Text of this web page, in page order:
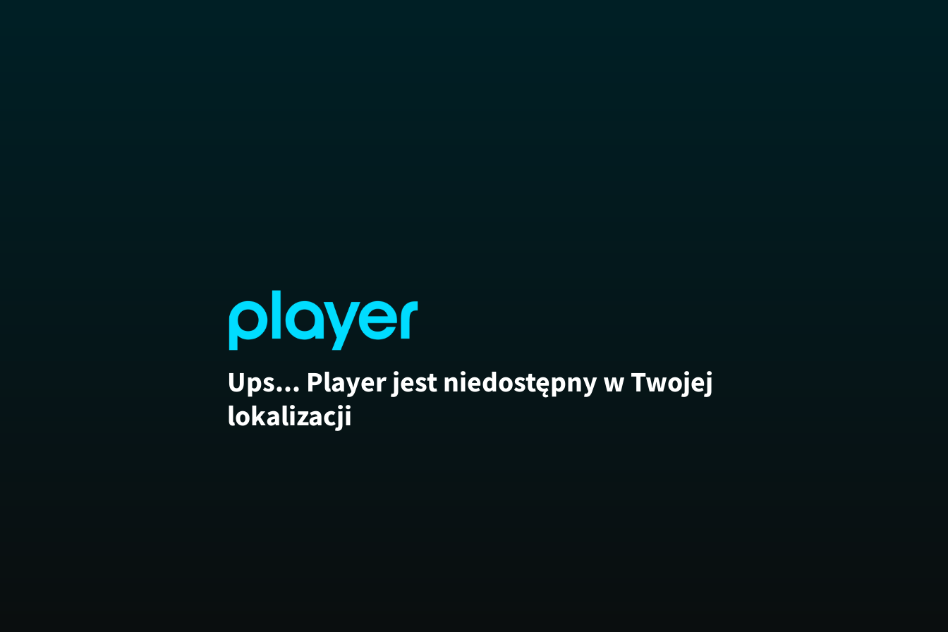
Ups... Player jest niedostępny w Twojej
lokalizacji